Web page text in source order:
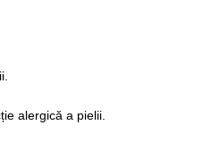
alergică a pielii.